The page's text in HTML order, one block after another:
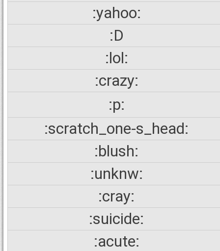
:yahoo:
:D
:lol:
:crazy:
:p:
:scratch_one-s_head:
:blush:
:unknw:
:cray:
:suicide:
:acute: